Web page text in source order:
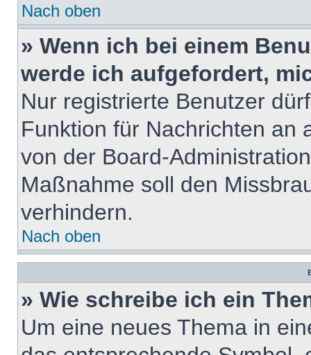
Nach oben
» Wenn ich bei einem
werde ich aufgefordert,
Nur registrierte Benutzer
Funktion für Nachrichten an
von der Board-
Maßnahme soll den
verhindern.
Nach oben
» Wie schreibe ich ein
Um eine neues Thema in